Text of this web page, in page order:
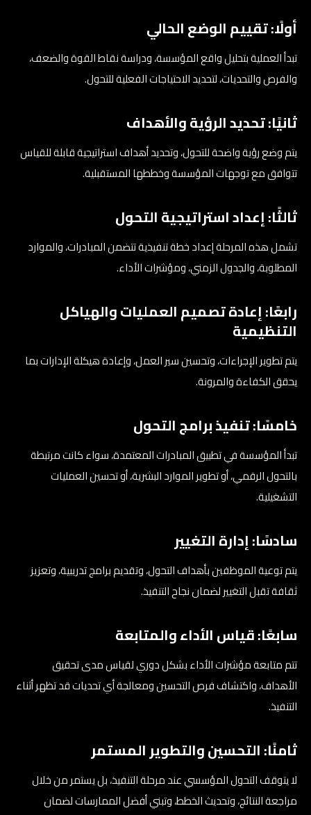
أولًا: تقييم الوضع الحالي
تبدأ العملية بتحليل واقع المؤسسة، ودراسة نقاط القوة والضعف،
والفرص والتحديات، لتحديد الاحتياجات الفعلية للتحول.
ثانيًا: تحديد الرؤية والأهداف
يتم وضع رؤية واضحة للتحول، وتحديد أهداف استراتيجية قابلة للقياس
تتوافق مع توجهات المؤسسة وخططها المستقبلية.
ثالثًا: إعداد استراتيجية التحول
تشمل هذه المرحلة إعداد خطة تنفيذية تتضمن المبادرات، والموارد
المطلوبة، والجدول الزمني، ومؤشرات الأداء.
رابعًا: إعادة تصميم العمليات والهياكل
التنظيمية
يتم تطوير الإجراءات، وتحسين سير العمل، وإعادة هيكلة الإدارات بما
يحقق الكفاءة والمرونة.
خامسًا: تنفيذ برامج التحول
تبدأ المؤسسة في تطبيق المبادرات المعتمدة، سواء كانت مرتبطة
بالتحول الرقمي، أو تطوير الموارد البشرية، أو تحسين العمليات
التشغيلية.
سادسًا: إدارة التغيير
يتم توعية الموظفين بأهداف التحول، وتقديم برامج تدريبية، وتعزيز
ثقافة تقبل التغيير لضمان نجاح التنفيذ.
سابعًا: قياس الأداء والمتابعة
تتم متابعة مؤشرات الأداء بشكل دوري لقياس مدى تحقيق
الأهداف، واكتشاف فرص التحسين ومعالجة أي تحديات قد تظهر أثناء
التنفيذ.
ثامنًا: التحسين والتطوير المستمر
لا يتوقف التحول المؤسسي عند مرحلة التنفيذ، بل يستمر من خلال
مراجعة النتائج، وتحديث الخطط، وتبني أفضل الممارسات لضمان